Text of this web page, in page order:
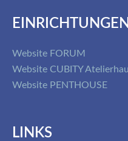
Website FORUM
Website CUBITY
Website PENTHOUSE
LINKS